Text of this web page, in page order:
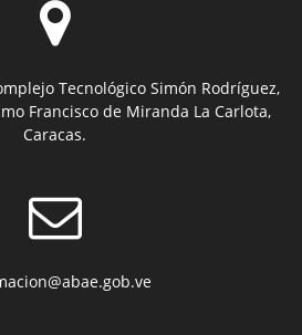
Tecnológico Simón Rodríguez,
Francisco de Miranda La Carlota,
Caracas.